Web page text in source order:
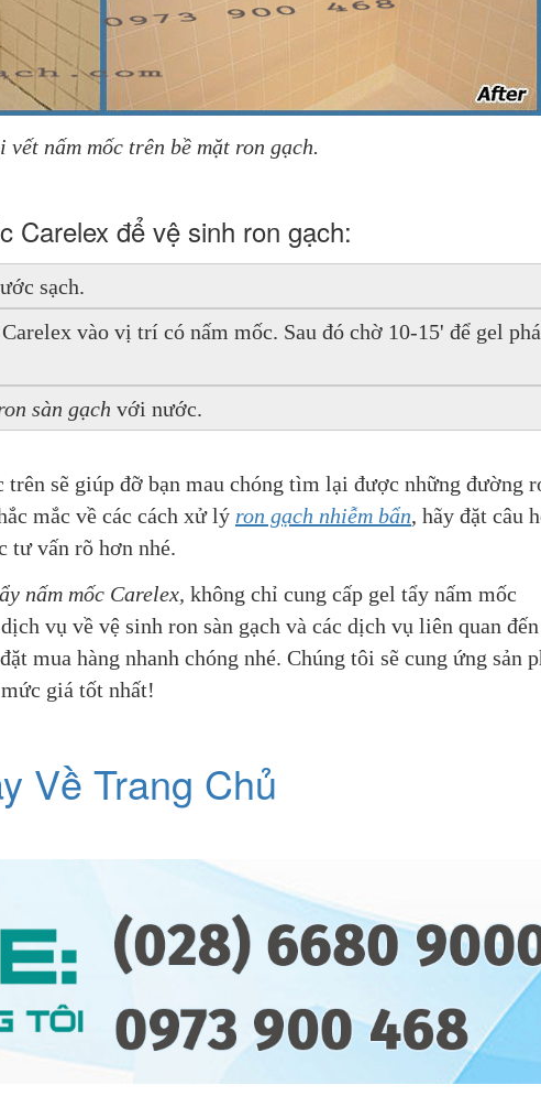
vết nấm mốc trên bề mặt ron gạch.
để vệ sinh ron gạch:
sạch.
vào vị trí có nấm mốc. Sau đó chờ 10-15' để gel
sàn gạch với nước.
sẽ giúp đỡ bạn mau chóng tìm lại được những đường
mắc về các cách xử lý ron gạch nhiễm bẩn, hãy đặt câu
tư vấn rõ hơn nhé.
nấm mốc Carelex, không chỉ cung cấp gel tẩy nấm mốc
vụ về vệ sinh ron sàn gạch và các dịch vụ liên quan đến
mua hàng nhanh chóng nhé. Chúng tôi sẽ cung ứng sản
giá tốt nhất!
Về Trang Chủ